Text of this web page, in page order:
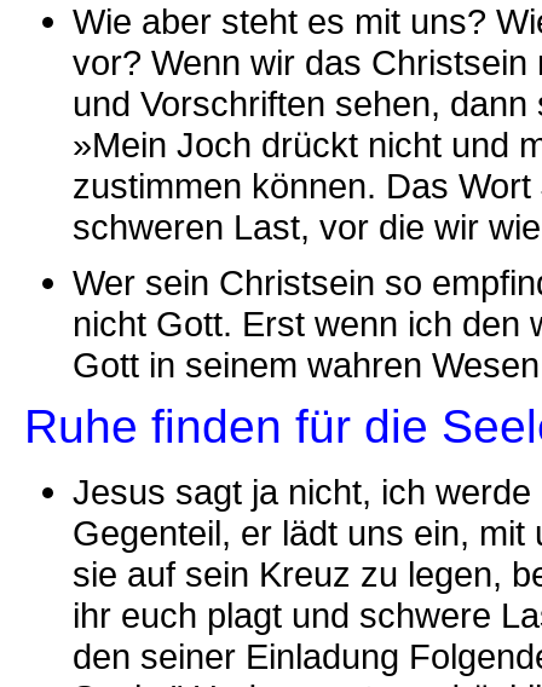
Wie aber steht es mit uns?
vor? Wenn wir das
und Vorschriften sehen,
»Mein Joch drückt nicht und
zustimmen können. Das
schweren Last, vor die wir
Wer sein Christsein so
nicht Gott. Erst wenn ich den
Gott in seinem wahren
Ruhe finden für die
Jesus sagt ja nicht, ich
Gegenteil, er lädt uns ein,
sie auf sein Kreuz zu legen,
ihr euch plagt und schwere
den seiner Einladung